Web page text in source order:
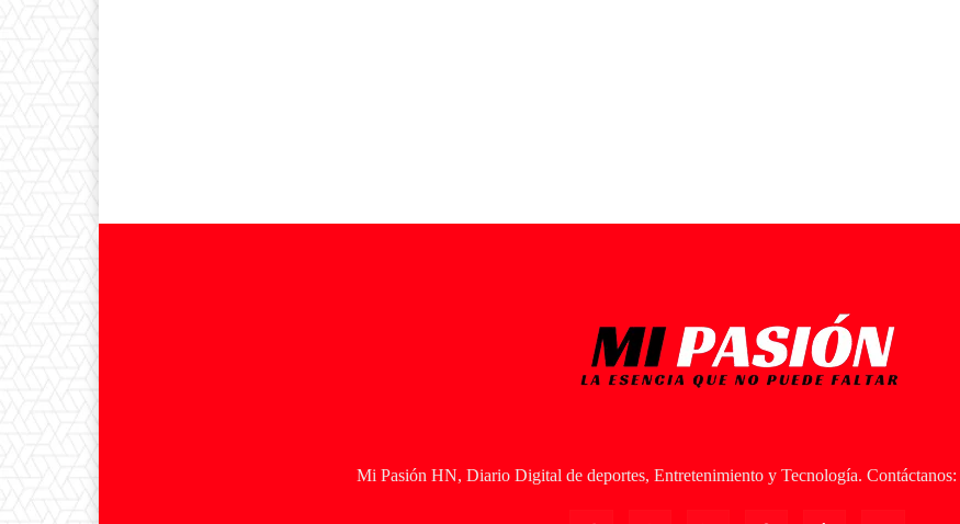
Mi Pasión HN, Diario Digital de deportes, Entretenimiento y Tecnología. Contáctanos: